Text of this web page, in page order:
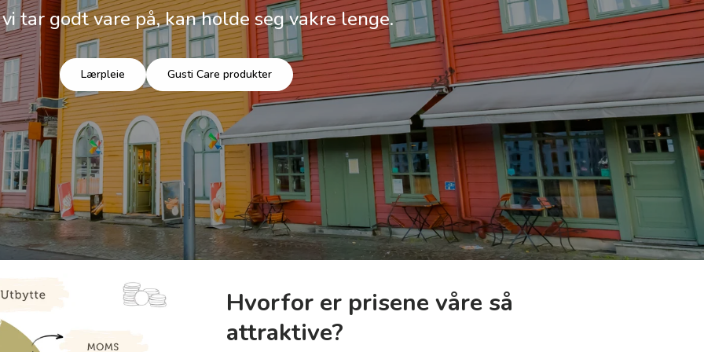
tar godt vare på, kan holde seg vakre lenge.
Lærpleie Gusti Care produkter
Hvorfor er prisene våre så
attraktive?